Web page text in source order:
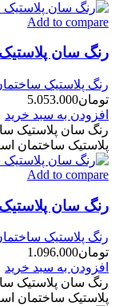
Add to compare
رنگ سان پلاستیک
رنگ پلاستیک
تومان5.053.000
افزودن به سبد خرید
پلاستیک ساختمان
Add to compare
رنگ سان پلاستیک
رنگ پلاستیک
تومان1.096.000
افزودن به سبد خرید
پلاستیک ساختمان